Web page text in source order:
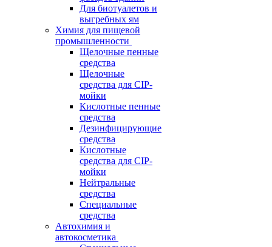
Для биотуалетов и
выгребных ям
Химия для пищевой
промышленности
Щелочные пенные
средства
Щелочные
средства для CIP-
мойки
Кислотные пенные
средства
Дезинфицирующие
средства
Кислотные
средства для CIP-
мойки
Нейтральные
средства
Специальные
средства
Автохимия и
автокосметика